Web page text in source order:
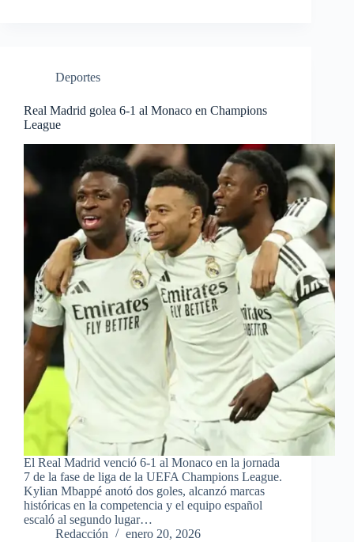
Deportes
Real Madrid golea 6-1 al Monaco en Champions
League
El Real Madrid venció 6-1 al Monaco en la jornada
7 de la fase de liga de la UEFA Champions League.
Kylian Mbappé anotó dos goles, alcanzó marcas
históricas en la competencia y el equipo español
escaló al segundo lugar…
Redacción
enero 20, 2026